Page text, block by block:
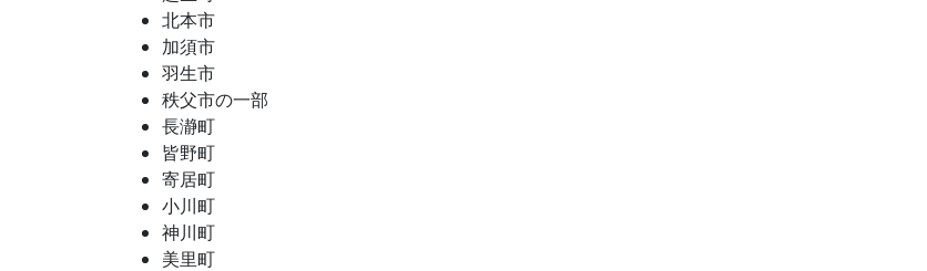
北本市
加須市
羽生市
秩父市の一部
長瀞町
皆野町
寄居町
小川町
神川町
美里町